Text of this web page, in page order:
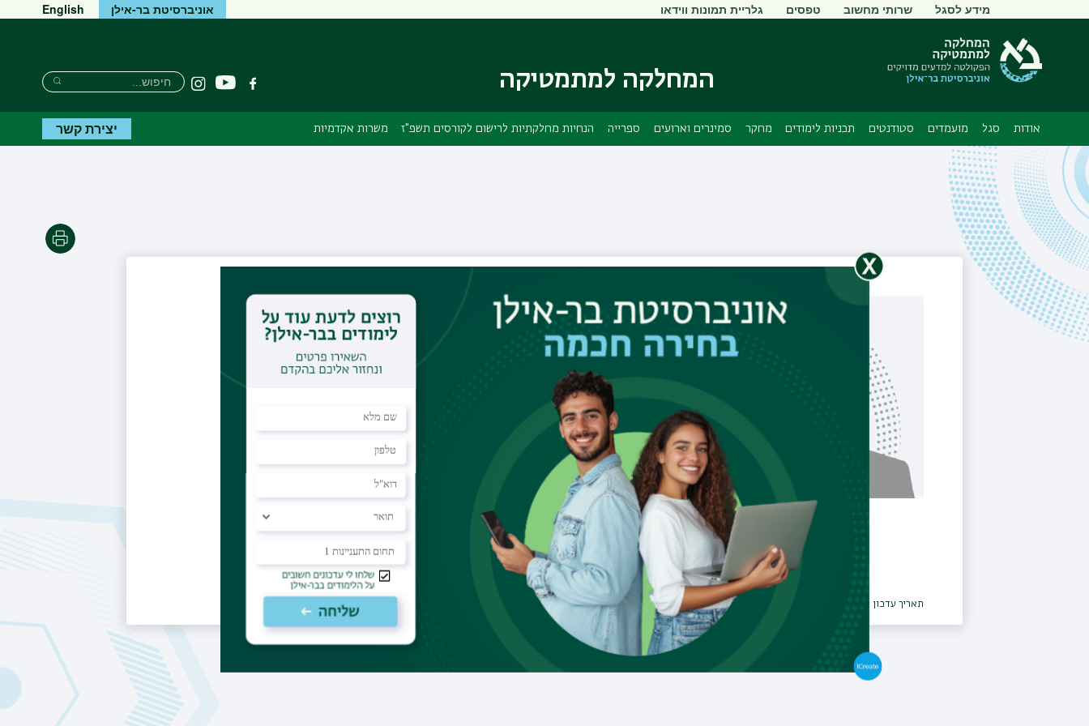
ראשי
תפריט
משני
מידע לסגל שרותי מחשוב טפסים גלריית תמונות ווידאו אוניברסיטת בר-אילן English
המחלקה למתמטיקה פייסבוקיוטיוב Instagram
חיפוש
Search
Search
אודות סגל מועמדים סטודנטים תכניות לימודים מחקר סמינרים וארועים ספרייה הנחיות מחלקתיות לרישום לקורסים תשפ"ז משרות אקדמיות יצירת קשר
הדפסה
תהילה רזניק
תאריך עדכון אחרון : 07/11/2024